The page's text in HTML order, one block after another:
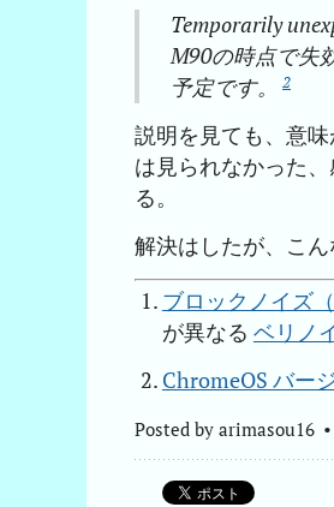
Temporarily
M90の時点で失
予定です。
2
説明を見ても、意味
は見られなかった、
る。
解決はしたが、こ
ブロックノイズ
が異なる ベリノ
ChromeOS バー
Posted by arimasou16